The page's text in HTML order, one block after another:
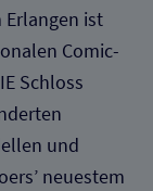
Erlangen ist
Comic-
Schloss
und
neuestem